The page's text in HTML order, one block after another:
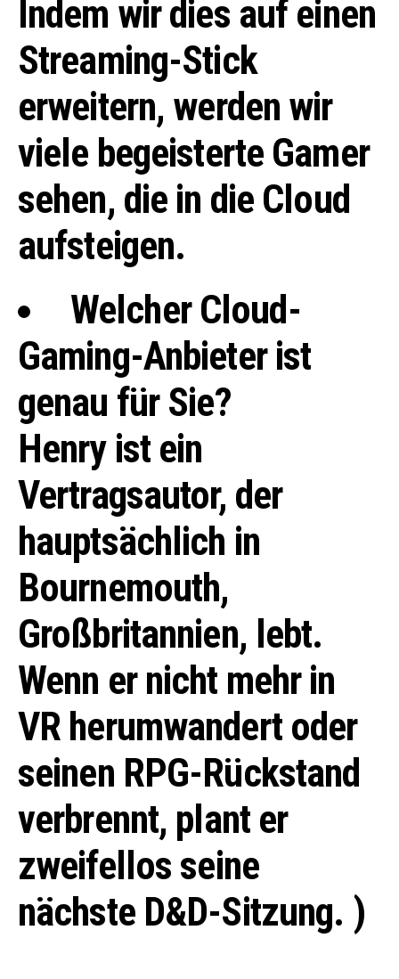
Indem wir dies auf einen
Streaming-Stick
erweitern, werden wir
viele begeisterte Gamer
sehen, die in die Cloud
aufsteigen.
Welcher Cloud-
Gaming-Anbieter ist
genau für Sie?
Henry ist ein
Vertragsautor, der
hauptsächlich in
Bournemouth,
Großbritannien, lebt.
Wenn er nicht mehr in
VR herumwandert oder
seinen RPG-Rückstand
verbrennt, plant er
zweifellos seine
nächste D&D-Sitzung. )